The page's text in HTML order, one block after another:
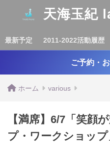
天海玉紀
最新予定 2011-2022活動履歴
ご予約・
ホーム various
【満席】6/7「笑顔
プ・ワークショッ